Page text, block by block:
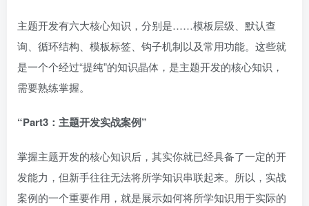
主题开发有六大核心知识，分别是……模板层级、默认查
询、循环结构、模板标签、钩子机制以及常用功能。这些就
是一个个经过“提纯”的知识晶体，是主题开发的核心知识，
需要熟练掌握。
“Part3：主题开发实战案例”
掌握主题开发的核心知识后，其实你就已经具备了一定的开
发能力，但新手往往无法将所学知识串联起来。所以，实战
案例的一个重要作用，就是展示如何将所学知识用于实际的